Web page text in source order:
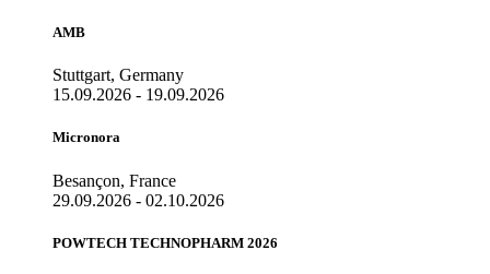
AMB
Stuttgart, Germany
15.09.2026 - 19.09.2026
Micronora
Besançon, France
29.09.2026 - 02.10.2026
POWTECH TECHNOPHARM 2026